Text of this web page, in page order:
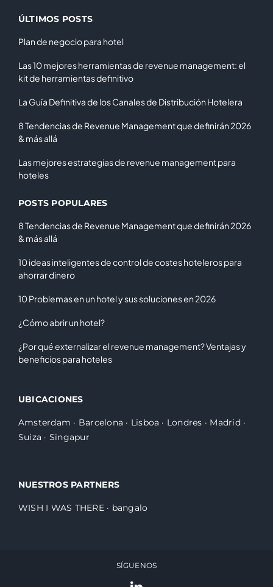
ÚLTIMOS POSTS
Plan de negocio para hotel
Las 10 mejores herramientas de revenue management: el
kit de herramientas definitivo
La Guía Definitiva de los Canales de Distribución Hotelera
8 Tendencias de Revenue Management que definirán 2026
& más allá
Las mejores estrategias de revenue management para
hoteles
POSTS POPULARES
8 Tendencias de Revenue Management que definirán 2026
& más allá
10 ideas inteligentes de control de costes hoteleros para
ahorrar dinero
10 Problemas en un hotel y sus soluciones en 2026
¿Cómo abrir un hotel?
¿Por qué externalizar el revenue management? Ventajas y
beneficios para hoteles
UBICACIONES
Amsterdam · Barcelona · Lisboa · Londres · Madrid·
Suiza · Singapur
NUESTROS PARTNERS
WISH I WAS THERE· bangalo
SÍGUENOS